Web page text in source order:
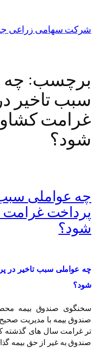
محتواشرکت سهامی زراعی
برچسب: چه
سبب تاخیر
غرامت
شود؟
چه عواملی سبب
پرداخت
شود؟
چه عواملی سبب تاخیر در
شود؟
سخنگوی صندوق بیمه
صندوق بیمه با مدیریت
تر غرامت سال های گذشته
صندوق به غیر از حق بیمه